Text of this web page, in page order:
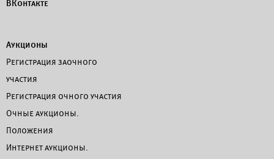
ВКонтакте
Аукционы
Регистрация заочного
участия
Регистрация очного участия
Очные аукционы.
Положения
Интернет аукционы.